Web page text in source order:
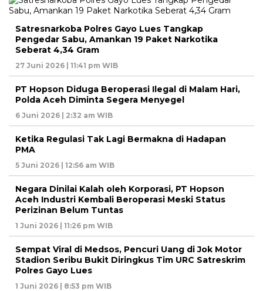
Satresnarkoba Polres Gayo Lues Tangkap
Pengedar Sabu, Amankan 19 Paket Narkotika
Seberat 4,34 Gram
27 Juni 2026 | 11:41 pm WIB
PT Hopson Diduga Beroperasi Ilegal di Malam Hari,
Polda Aceh Diminta Segera Menyegel
6 Juni 2026 | 2:32 am WIB
Ketika Regulasi Tak Lagi Bermakna di Hadapan
PMA
5 Juni 2026 | 12:56 am WIB
Negara Dinilai Kalah oleh Korporasi, PT Hopson
Aceh Industri Kembali Beroperasi Meski Status
Perizinan Belum Tuntas
1 Juni 2026 | 11:26 pm WIB
Sempat Viral di Medsos, Pencuri Uang di Jok Motor
Stadion Seribu Bukit Diringkus Tim URC Satreskrim
Polres Gayo Lues
1 Juni 2026 | 8:53 pm WIB